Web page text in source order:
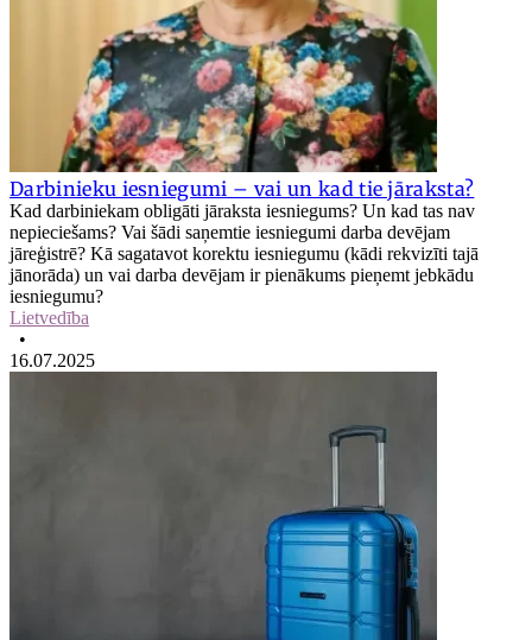
Darbinieku iesniegumi – vai un kad tie jāraksta?
Kad darbiniekam obligāti jāraksta iesniegums? Un kad tas nav
nepieciešams? Vai šādi saņemtie iesniegumi darba devējam
jāreģistrē? Kā sagatavot korektu iesniegumu (kādi rekvizīti tajā
jānorāda) un vai darba devējam ir pienākums pieņemt jebkādu
iesniegumu?
Lietvedība
•
16.07.2025